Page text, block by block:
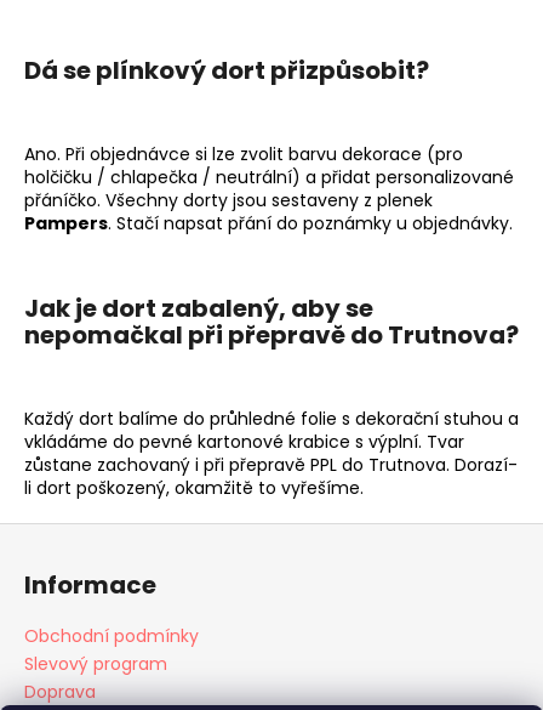
Dá se plínkový dort přizpůsobit?
Ano. Při objednávce si lze zvolit barvu dekorace (pro
holčičku / chlapečka / neutrální) a přidat personalizované
přáníčko. Všechny dorty jsou sestaveny z plenek
Pampers. Stačí napsat přání do poznámky u objednávky.
Jak je dort zabalený, aby se
nepomačkal při přepravě do Trutnova?
Každý dort balíme do průhledné folie s dekorační stuhou a
vkládáme do pevné kartonové krabice s výplní. Tvar
zůstane zachovaný i při přepravě PPL do Trutnova. Dorazí-
li dort poškozený, okamžitě to vyřešíme.
í
Informace
Obchodní podmínky
Slevový program
Doprava